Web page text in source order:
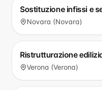
Sostituzione infissi e
Novara (Novara)
Ristrutturazione
Verona (Verona)